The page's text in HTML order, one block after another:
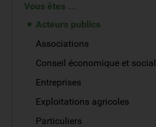
Vous êtes ...
Acteurs publics
Associations
Conseil économique et social
Entreprises
Exploitations agricoles
Particuliers